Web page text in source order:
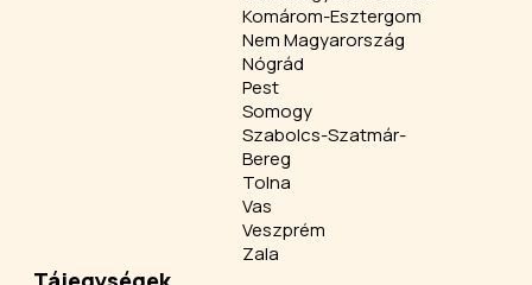
Komárom-Esztergom
Nem Magyarország
Nógrád
Pest
Somogy
Szabolcs-Szatmár-
Bereg
Tolna
Vas
Veszprém
Zala